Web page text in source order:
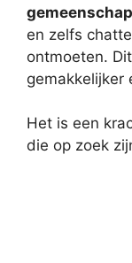
en zelfs
ontmoeten.
gemakkelijker
Het is een
die op zoek